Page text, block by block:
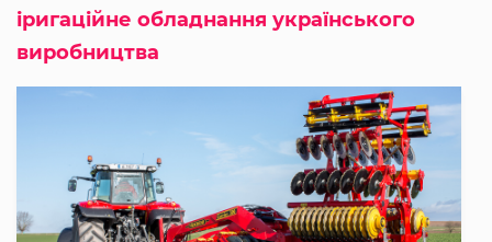
іригаційне обладнання українського
виробництва